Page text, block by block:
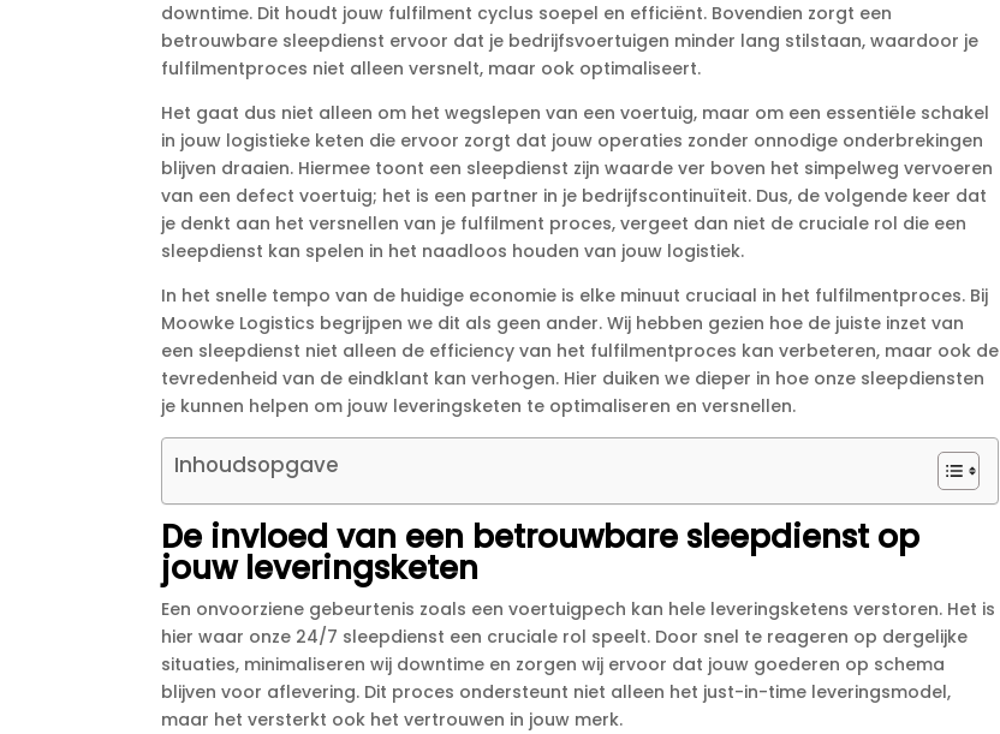
downtime.​ Dit houdt jouw fulfilment cyclus soepel en efficiënt.​ Bovendien zorgt een
betrouwbare sleepdienst ervoor dat je bedrijfsvoertuigen minder lang stilstaan, waardoor je
fulfilmentproces niet alleen versnelt, maar ook optimaliseert.​
Het gaat dus niet alleen om het wegslepen van een voertuig, maar om een essentiële schakel
in jouw logistieke keten die ervoor zorgt dat jouw operaties zonder onnodige onderbrekingen
blijven draaien.​ Hiermee toont een sleepdienst zijn waarde ver boven het simpelweg vervoeren
van een defect voertuig; het is een partner in je bedrijfscontinuïteit.​ Dus, de volgende keer dat
je denkt aan het versnellen van je fulfilment proces, vergeet dan niet de cruciale rol die een
sleepdienst kan spelen in het naadloos houden van jouw logistiek.​
In het snelle tempo van de huidige economie is elke minuut cruciaal in het fulfilmentproces.​ Bij
Moowke Logistics begrijpen we dit als geen ander.​ Wij hebben gezien hoe de juiste inzet van
een sleepdienst niet alleen de efficiency van het fulfilmentproces kan verbeteren, maar ook de
tevredenheid van de eindklant kan verhogen.​ Hier duiken we dieper in hoe onze sleepdiensten
je kunnen helpen om jouw leveringsketen te optimaliseren en versnellen.​
Inhoudsopgave
De invloed van een betrouwbare sleepdienst op
jouw leveringsketen
Een onvoorziene gebeurtenis zoals een voertuigpech kan hele leveringsketens verstoren.​ Het is
hier waar onze 24/7 sleepdienst een cruciale rol speelt.​ Door snel te reageren op dergelijke
situaties, minimaliseren wij downtime en zorgen wij ervoor dat jouw goederen op schema
blijven voor aflevering.​ Dit proces ondersteunt niet alleen het just-in-time leveringsmodel,
maar het versterkt ook het vertrouwen in jouw merk.​